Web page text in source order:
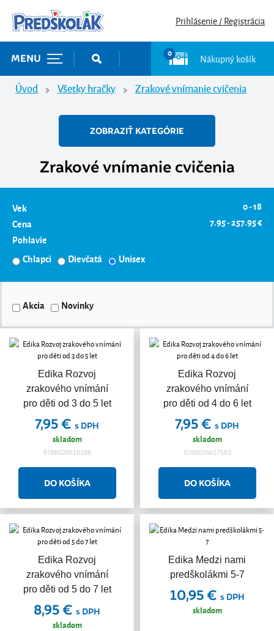
Prihlásenie / Registrácia
MENU 0 Nákupný košík
Úvod Všetky hračky Zrakové vnímanie cvičenia
ZOBRAZIŤ KATEGÓRIE
Zrakové vnímanie cvičenia
Vek
0 - 18
Cena
7.95 - 257.95 €
Pohlavie
Chlapci
Dievčatá Unisex
Akcia Novinky
Edika Rozvoj
zrakového vnímání
pro děti od 3 do 5 let
7,95 € s DPH
skladom
9788026618188
Edika Rozvoj
zrakového vnímání
pro děti od 4 do 6 let
7,95 € s DPH
skladom
9788026617563
Edika Rozvoj
zrakového vnímání
pro děti od 5 do 7 let
8,95 € s DPH
skladom
Edika Medzi nami
predškolákmi 5-7
10,95 € s DPH
skladom